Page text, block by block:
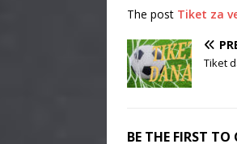
The post Tiket za
Tiket
BE THE FIRST